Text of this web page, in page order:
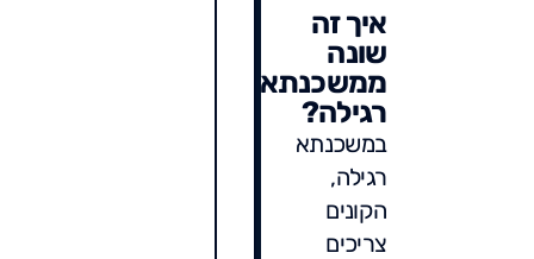
איך זה
שונה
ממשכנתא
רגילה?
במשכנתא
רגילה,
הקונים
צריכים